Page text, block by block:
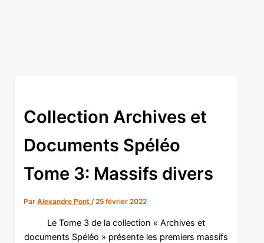
Collection Archives et
Documents Spéléo
Tome 3: Massifs divers
ParAlexandre Pont/25 février 2022
Le Tome 3 de la collection « Archives et
documents Spéléo » présente les premiers massifs